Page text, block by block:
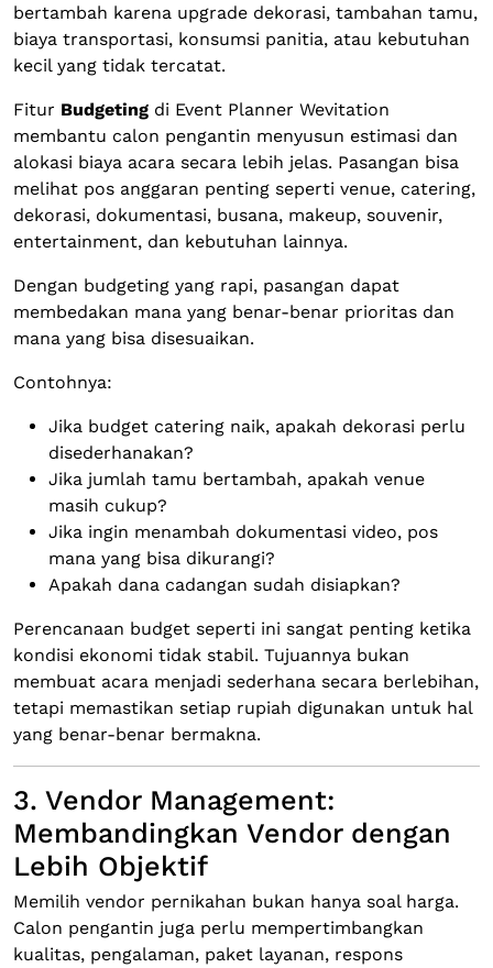
bertambah karena upgrade dekorasi, tambahan tamu,
biaya transportasi, konsumsi panitia, atau kebutuhan
kecil yang tidak tercatat.
Fitur Budgeting di Event Planner Wevitation
membantu calon pengantin menyusun estimasi dan
alokasi biaya acara secara lebih jelas. Pasangan bisa
melihat pos anggaran penting seperti venue, catering,
dekorasi, dokumentasi, busana, makeup, souvenir,
entertainment, dan kebutuhan lainnya.
Dengan budgeting yang rapi, pasangan dapat
membedakan mana yang benar-benar prioritas dan
mana yang bisa disesuaikan.
Contohnya:
Jika budget catering naik, apakah dekorasi perlu
disederhanakan?
Jika jumlah tamu bertambah, apakah venue
masih cukup?
Jika ingin menambah dokumentasi video, pos
mana yang bisa dikurangi?
Apakah dana cadangan sudah disiapkan?
Perencanaan budget seperti ini sangat penting ketika
kondisi ekonomi tidak stabil. Tujuannya bukan
membuat acara menjadi sederhana secara berlebihan,
tetapi memastikan setiap rupiah digunakan untuk hal
yang benar-benar bermakna.
3. Vendor Management:
Membandingkan Vendor dengan
Lebih Objektif
Memilih vendor pernikahan bukan hanya soal harga.
Calon pengantin juga perlu mempertimbangkan
kualitas, pengalaman, paket layanan, respons